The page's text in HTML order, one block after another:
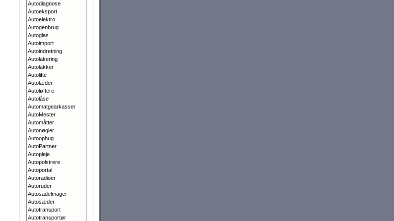
Autodiagnose
Autoeksport
Autoelektro
Autogenbrug
Autoglas
Autoimport
Autoindretning
Autolakering
Autolakker
Autolifte
Autolæder
Autoløftere
Autolåse
Automatgearkasser
AutoMester
Automåtter
Autonøgler
Autoophug
AutoPartner
Autopleje
Autopolstrere
Autoportal
Autoradioer
Autoruder
Autosadelmager
Autosæder
Autotransport
Autotransportør